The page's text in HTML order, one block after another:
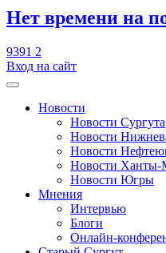
​Нет времени на
9391 2
Вход на сайт
Новости
Новости Сургута
Новости
Новости
Новости Ханты-
Новости Югры
Мнения
Интервью
Блоги
Онлайн-